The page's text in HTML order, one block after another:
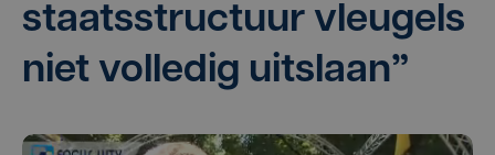
staats­struc­tuur vleu­gels
niet vol­le­dig uitslaan”